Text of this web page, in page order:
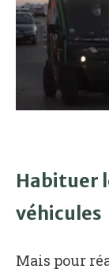
Habituer
véhicules
Mais pour